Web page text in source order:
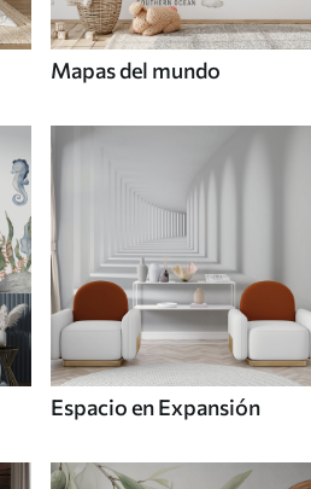
Mapas del mundo
Espacio en Expansión